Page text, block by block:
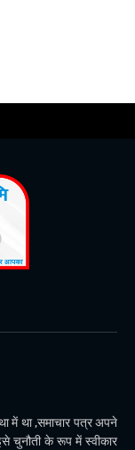
में था ,समाचार पत्र अपने
चुनौती के रूप में स्वीकार